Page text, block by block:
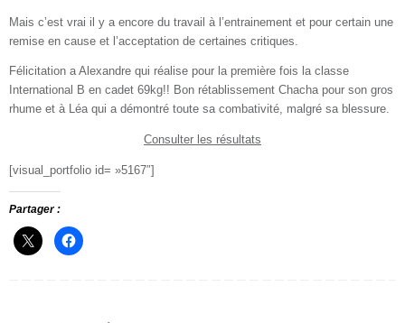
Mais c’est vrai il y a encore du travail à l’entrainement et pour certain une
remise en cause et l’acceptation de certaines critiques.
Félicitation a Alexandre qui réalise pour la première fois la classe
International B en cadet 69kg!! Bon rétablissement Chacha pour son gros
rhume et à Léa qui a démontré toute sa combativité, malgré sa blessure.
Consulter les résultats
[visual_portfolio id= »5167″]
Partager :